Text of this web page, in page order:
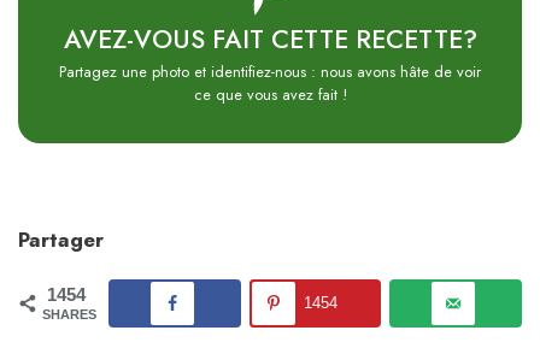
AVEZ-VOUS FAIT CETTE RECETTE?
Partagez une photo et identifiez-nous : nous avons hâte de voir
ce que vous avez fait !
Partager
1454
SHARES
1454